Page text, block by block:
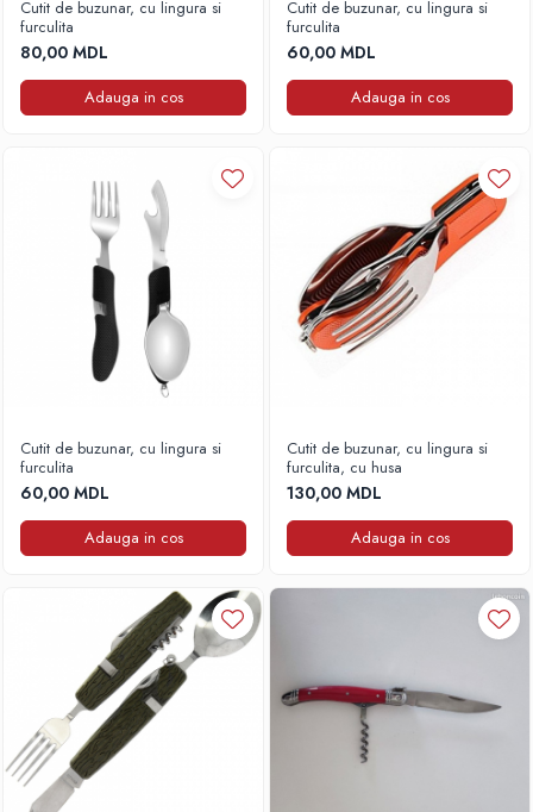
Accesorii rapitor
Monturi rapitor
Forfaci la rapitor
Momeli la rapitor
Momeala artificiala
Seminte si mix de seminte
Pescuit la copca
Bagajerie pescuit
Genti
Accesorii conexe pescuit
Cântare
Instrumente
Ochelari
Cutit de buzunar, cu lingura si
furculita
80,00 MDL
Adauga in cos
Cutit de buzunar, cu lingura si
furculita
60,00 MDL
Adauga in cos
Cutit de buzunar, cu lingura si
furculita
60,00 MDL
Adauga in cos
Cutit de buzunar, cu lingura si
furculita, cu husa
130,00 MDL
Adauga in cos